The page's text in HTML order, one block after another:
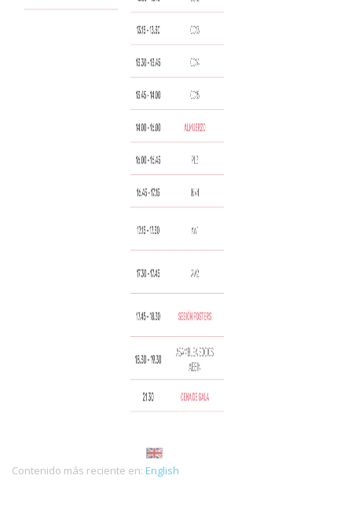
Contenido más reciente en: English